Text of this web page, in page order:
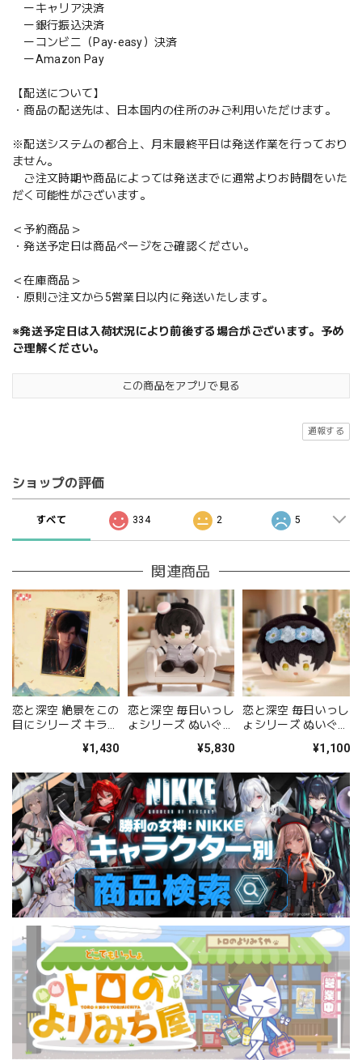
ーキャリア決済
ー銀行振込決済
ーコンビニ（Pay-easy）決済
ーAmazon Pay
【配送について】
・商品の配送先は、日本国内の住所のみご利用いただけます。
※配送システムの都合上、月末最終平日は発送作業を行っており
ません。
ご注文時期や商品によっては発送までに通常よりお時間をいた
だく可能性がございます。
＜予約商品＞
・発送予定日は商品ページをご確認ください。
＜在庫商品＞
・原則ご注文から5営業日以内に発送いたします。
※発送予定日は入荷状況により前後する場合がございます。予め
ご理解ください。
この商品をアプリで見る
通報する
ショップの評価
すべて 334 2 5
関連商品
恋と深空 絶景をこの
目にシリーズ キラキ
¥1,430
恋と深空 毎日いっし
ょシリーズ ぬいぐる
¥5,830
恋と深空 毎日いっし
ょシリーズ ぬいぐる
¥1,100